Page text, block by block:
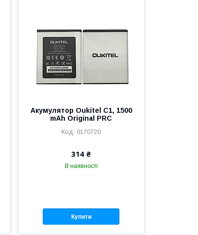
Акумулятор Oukitel С1, 1500
mAh Original PRC
0170720
314 ₴
В наявності
Купити